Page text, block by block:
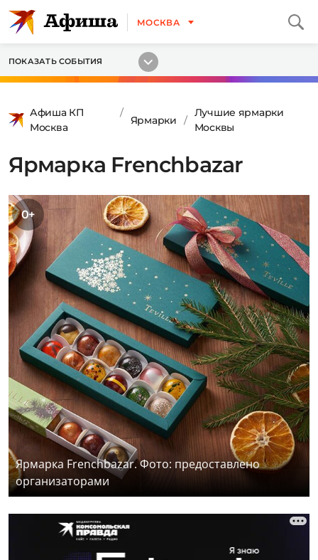
МОСКВА
ПОКАЗАТЬ СОБЫТИЯ
Афиша КП
Москва
Ярмарки
Лучшие ярмарки
Москвы
Ярмарка Frenchbazar
0+
Ярмарка Frenchbazar. Фото: предоставлено
организаторами